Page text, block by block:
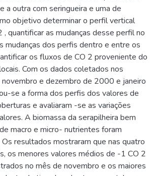
a outra com seringueira e uma de
objetivo determinar o perfil vertical
, quantificar as mudanças desse perfil no
mudanças dos perfis dentro e entre os
os fluxos de CO 2 proveniente do
Com os dados coletados nos
e dezembro de 2000 e janeiro
se a forma dos perfis dos valores de
e avaliaram -se as variações
A biomassa da serapilheira bem
macro e micro- nutrientes foram
resultados mostraram que nas quatro
os menores valores médios de -1 CO 2
no mês de novembro e os maiores